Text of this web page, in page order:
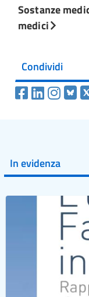
Sostanze
medici
Condividi
In evidenza